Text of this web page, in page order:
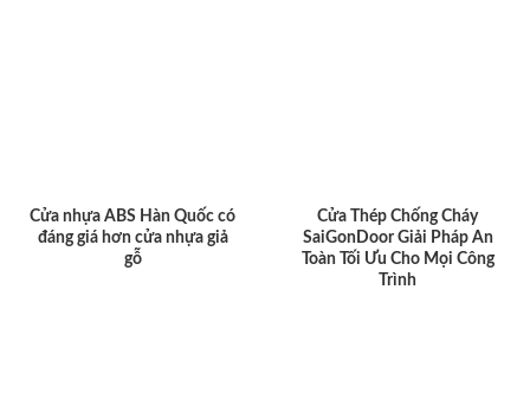
Cửa nhựa ABS Hàn Quốc có
đáng giá hơn cửa nhựa giả
gỗ
Cửa Thép Chống Cháy
SaiGonDoor Giải Pháp An
Toàn Tối Ưu Cho Mọi Công
Trình